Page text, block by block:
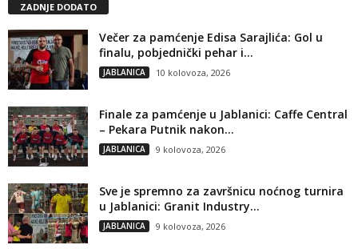
ZADNJE DODATO
Večer za pamćenje Edisa Sarajlića: Gol u
finalu, pobjednički pehar i...
JABLANICA 10 kolovoza, 2026
Finale za pamćenje u Jablanici: Caffe Central
– Pekara Putnik nakon...
JABLANICA 9 kolovoza, 2026
Sve je spremno za završnicu noćnog turnira
u Jablanici: Granit Industry...
JABLANICA 9 kolovoza, 2026